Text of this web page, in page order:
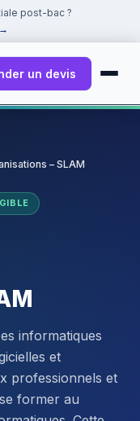
post-bac ?
→
un devis
– SLAM
informatiques
et
professionnels et
former au